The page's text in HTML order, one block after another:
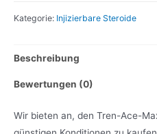
Verstärker
Kategorie: Injizierbare Steroide
Beschreibung
Bewertungen (0)
Wir bieten an, den Tren-Ace-